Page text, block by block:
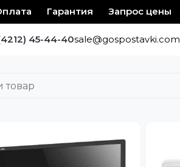
Гарантия Запрос цены
45-44-40sale@gospostavki.com